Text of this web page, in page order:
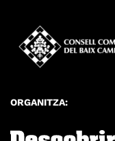
ORGANITZA: